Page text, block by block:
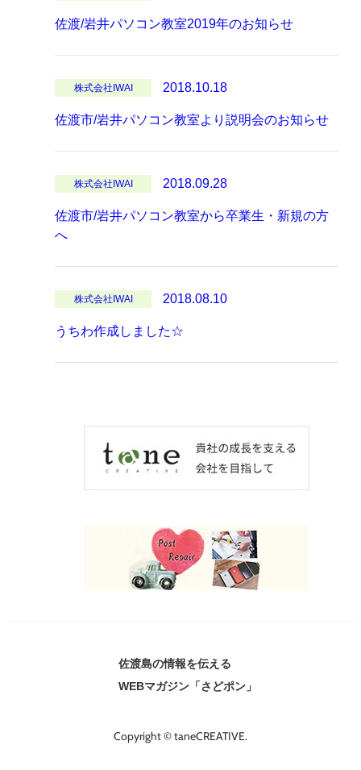
佐渡/岩井パソコン教室2019年のお知らせ
株式会社IWAI 2018.10.18
佐渡市/岩井パソコン教室より説明会のお知らせ
株式会社IWAI 2018.09.28
佐渡市/岩井パソコン教室から卒業生・新規の方
へ
株式会社IWAI 2018.08.10
うちわ作成しました☆
佐渡島の情報を伝える
WEBマガジン「さどポン」
Copyright © taneCREATIVE.